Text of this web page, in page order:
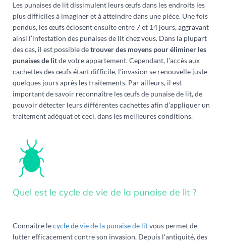
Les punaises de lit dissimulent leurs œufs dans les endroits les
plus difficiles à imaginer et à atteindre dans une pièce. Une fois
pondus, les œufs éclosent ensuite entre 7 et 14 jours, aggravant
ainsi l’infestation des punaises de lit chez vous. Dans la plupart
des cas, il est possible detrouver des moyens pour éliminer les
punaises de litde votre appartement. Cependant, l’accès aux
cachettes des œufs étant difficile, l’invasion se renouvelle juste
quelques jours après les traitements. Par ailleurs, il est
important de savoir reconnaître les œufs de punaise de lit, de
pouvoir détecter leurs différentes cachettes afin d’appliquer un
traitement adéquat et ceci, dans les meilleures conditions.
Quel est le cycle de vie de la punaise de lit ?
Connaitre lecycle de vie de la punaise de litvous permet de
lutter efficacement contre son invasion. Depuis l’antiquité, des